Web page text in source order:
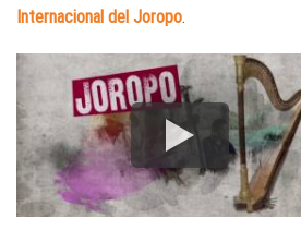
Internacional del Joropo.